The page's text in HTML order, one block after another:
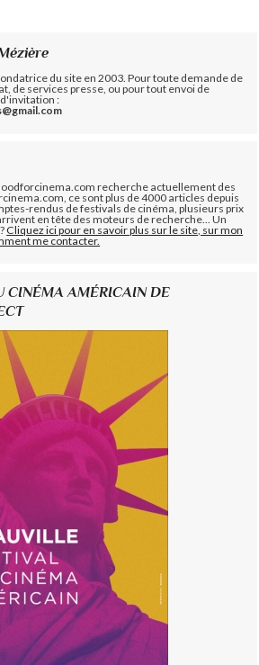
fondatrice du site en 2003. Pour toute demande de
de services presse, ou pour tout envoi de
:
recherche actuellement des
ce sont plus de 4000 articles depuis
rendus de festivals de cinéma, plusieurs prix
en tête des moteurs de recherche... Un
Cliquez ici pour en savoir plus sur le site, sur mon
me contacter.
CINÉMA AMÉRICAIN DE